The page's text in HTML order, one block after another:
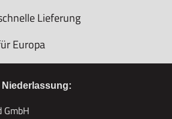
Lieferung
Europa
GmbH